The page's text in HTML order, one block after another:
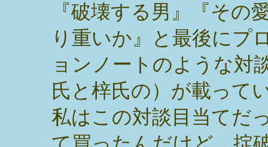
『破壊する男』『その
り重いか』と最後にプ
ョンノートのような対
氏と梓氏の）が載って
私はこの対談目当てだ